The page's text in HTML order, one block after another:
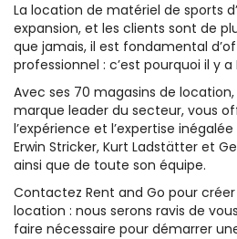
La location de matériel de sports
expansion, et les clients sont de
que jamais, il est fondamental
professionnel : c’est pourquoi il y a
Avec ses 70 magasins de
marque leader du secteur, vous
l’expérience et l’expertise
Erwin Stricker, Kurt Ladstätter et
ainsi que de toute son équipe.
Contactez Rent and Go pour
location : nous serons ravis de
faire nécessaire pour démarrer